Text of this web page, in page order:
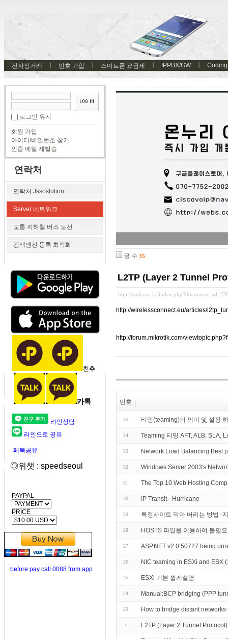
전자상거래 번호 가입 스마트폰 요금제 IPPBX/GW Coding
로그인 유지
회원 가입
아이디/비밀번호 찾기
인증 메일 재발송
연락처
연락처 Jssoslution
Server 네트워크
교통 지하철 버스 노선
검색엔진 등록 최적화
친추
카톡
라인상담
라인으로 공유
페북공유
◎위챗 : speedseoul
PAYPAL
PRICE
before pay call 0088 from app
글 수 35
L2TP (Layer 2 Tunnel
http://webs.co.kr/
http://wirelessconnect.eu/articles/
http://forum.mikrotik.com/
번호
35 티밍(teaming)의 의미 및 설정
34 Teaming 티밍 AFT, ALB, SLA,
33 Network Load Balancing Best
32 Windows Server 2003's
31 The Top 10 Web Hosting
30 IP Transit - Hurricane
29 특정사이트 막아 버리는 방법 -
28 HOSTS 파일을 이용하여 불필
27 ASP.NET v2.0.50727 being
26 NIC teaming in ESXi and ESX
25 ESXi 기본 쉽게설명
24 Manual:BCP bridging (PPP
23 How to bridge distant
L2TP (Layer 2 Tunnel